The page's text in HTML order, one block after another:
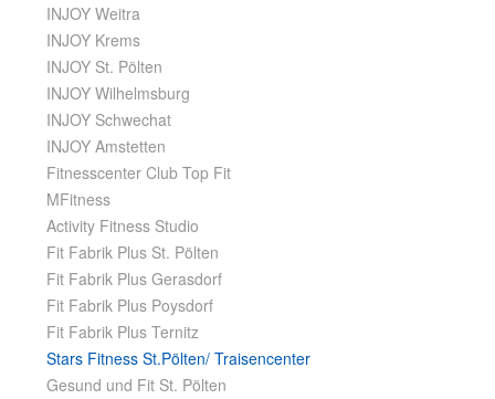
INJOY Weitra
INJOY Krems
INJOY St. Pölten
INJOY Wilhelmsburg
INJOY Schwechat
INJOY Amstetten
Fitnesscenter Club Top Fit
MFitness
Activity Fitness Studio
Fit Fabrik Plus St. Pölten
Fit Fabrik Plus Gerasdorf
Fit Fabrik Plus Poysdorf
Fit Fabrik Plus Ternitz
Stars Fitness St.Pölten/ Traisencenter
Gesund und Fit St. Pölten